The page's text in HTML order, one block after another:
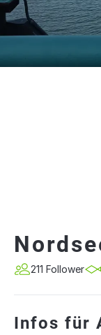
211 Follower
Infos für